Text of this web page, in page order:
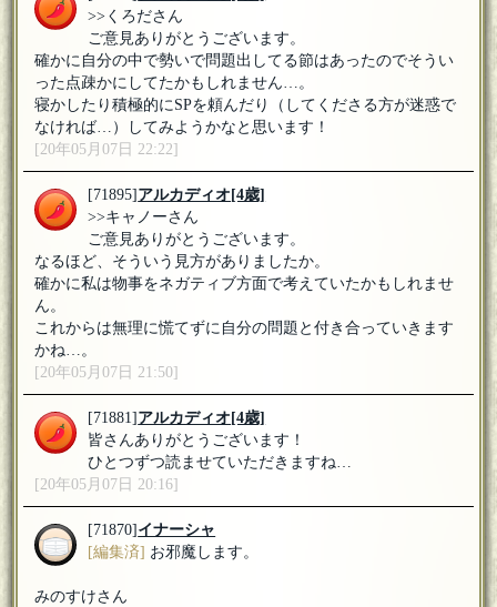
>>くろださん
ご意見ありがとうございます。
確かに自分の中で勢いで問題出してる節はあったのでそうい
った点疎かにしてたかもしれません…。
寝かしたり積極的にSPを頼んだり（してくださる方が迷惑で
なければ…）してみようかなと思います！
[20年05月07日 22:22]
[71895]アルカディオ[4歳]
>>キャノーさん
ご意見ありがとうございます。
なるほど、そういう見方がありましたか。
確かに私は物事をネガティブ方面で考えていたかもしれませ
ん。
これからは無理に慌てずに自分の問題と付き合っていきます
かね…。
[20年05月07日 21:50]
[71881]アルカディオ[4歳]
皆さんありがとうございます！
ひとつずつ読ませていただきますね…
[20年05月07日 20:16]
[71870]イナーシャ
[編集済] お邪魔します。
みのすけさん